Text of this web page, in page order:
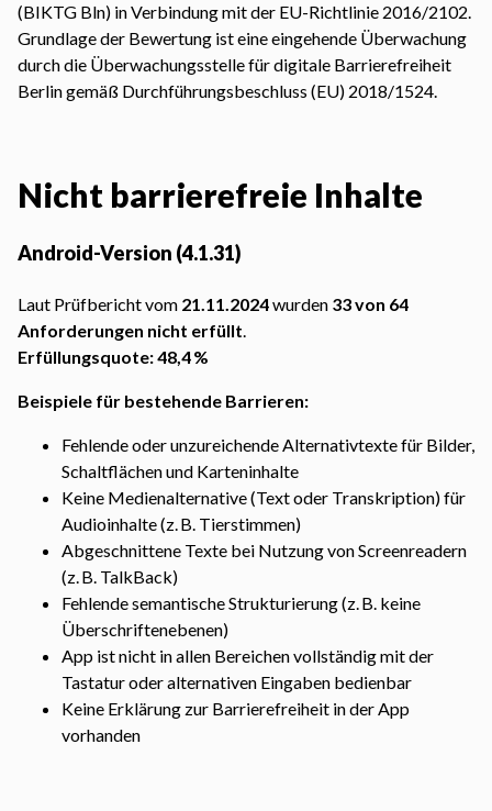
(BIKTG Bln) in Verbindung mit der EU-Richtlinie 2016/2102.
Grundlage der Bewertung ist eine eingehende Überwachung
durch die Überwachungsstelle für digitale Barrierefreiheit
Berlin gemäß Durchführungsbeschluss (EU) 2018/1524.
Nicht barrierefreie Inhalte
Android-Version (4.1.31)
Laut Prüfbericht vom 21.11.2024wurden 33 von 64
Anforderungen nicht erfüllt.
Erfüllungsquote: 48,4 %
Beispiele für bestehende Barrieren:
Fehlende oder unzureichende Alternativtexte für Bilder,
Schaltflächen und Karteninhalte
Keine Medienalternative (Text oder Transkription) für
Audioinhalte (z. B. Tierstimmen)
Abgeschnittene Texte bei Nutzung von Screenreadern
(z. B. TalkBack)
Fehlende semantische Strukturierung (z. B. keine
Überschriftenebenen)
App ist nicht in allen Bereichen vollständig mit der
Tastatur oder alternativen Eingaben bedienbar
Keine Erklärung zur Barrierefreiheit in der App
vorhanden